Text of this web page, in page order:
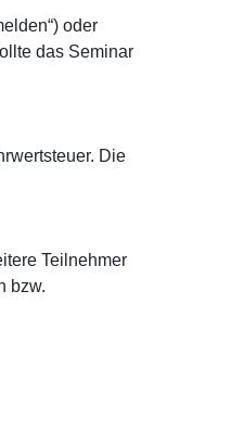
oder
das Seminar
Die
Teilnehmer
bzw.